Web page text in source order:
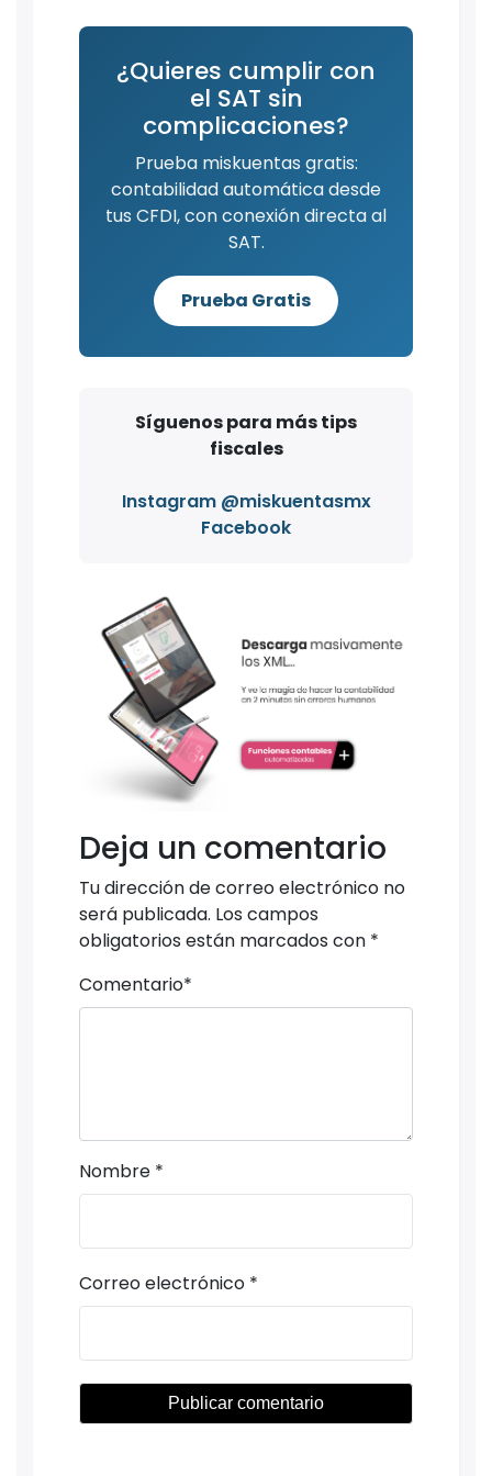
¿Quieres cumplir con
el SAT sin
complicaciones?
Prueba miskuentas gratis:
contabilidad automática desde
tus CFDI, con conexión directa al
SAT.
Prueba Gratis
Síguenos para más tips
fiscales
Instagram @miskuentasmx
Facebook
Deja un comentario
Tu dirección de correo electrónico no
será publicada. Los campos
obligatorios están marcados con *
Comentario*
Nombre *
Correo electrónico *